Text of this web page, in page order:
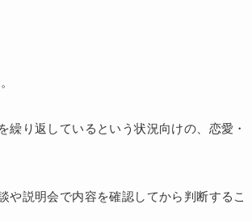
り返しているという状況向けの、恋愛・
説明会で内容を確認してから判断するこ